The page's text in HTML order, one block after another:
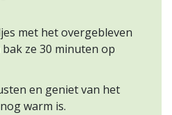
met het overgebleven
ze 30 minuten op
en geniet van het
warm is.